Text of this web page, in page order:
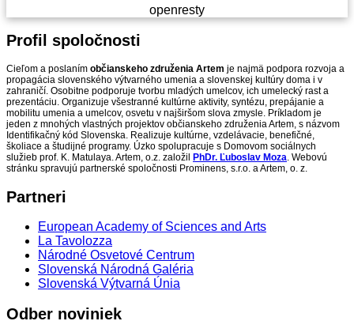
openresty
Profil spoločnosti
Cieľom a poslaním občianskeho združenia Artem je najmä podpora rozvoja a
propagácia slovenského výtvarného umenia a slovenskej kultúry doma i v
zahraničí. Osobitne podporuje tvorbu mladých umelcov, ich umelecký rast a
prezentáciu. Organizuje všestranné kultúrne aktivity, syntézu, prepájanie a
mobilitu umenia a umelcov, osvetu v najširšom slova zmysle. Príkladom je
jeden z mnohých vlastných projektov občianskeho združenia Artem, s názvom
Identifikačný kód Slovenska. Realizuje kultúrne, vzdelávacie, benefičné,
školiace a študijné programy. Úzko spolupracuje s Domovom sociálnych
služieb prof. K. Matulaya. Artem, o.z. založil
PhDr. Ľuboslav Moza. Webovú
stránku spravujú partnerské spoločnosti Prominens, s.r.o. a Artem, o. z.
Partneri
European Academy of Sciences and Arts
La Tavolozza
Národné Osvetové Centrum
Slovenská Národná Galéria
Slovenská Výtvarná Únia
Odber noviniek